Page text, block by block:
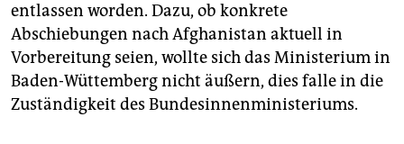
entlassen worden. Dazu, ob konkrete
Abschiebungen nach Afghanistan aktuell in
Vorbereitung seien, wollte sich das Ministerium in
Baden-Wüttemberg nicht äußern, dies falle in die
Zuständigkeit des Bundesinnenministeriums.